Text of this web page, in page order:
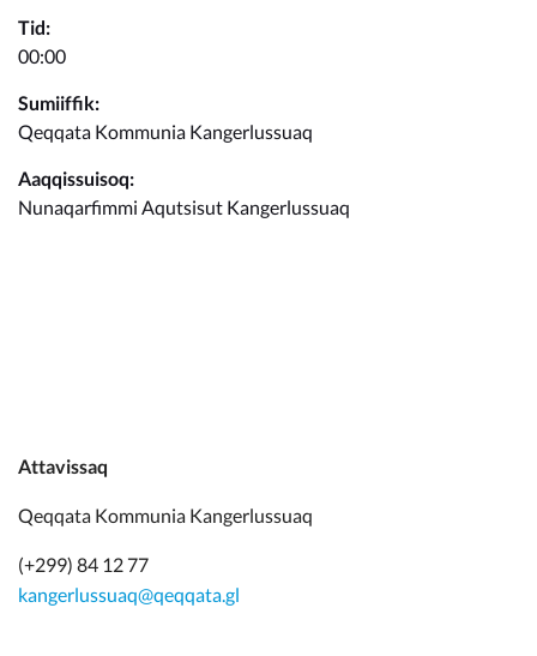
Tid:
00:00
Sumiiffik:
Qeqqata Kommunia Kangerlussuaq
Aaqqissuisoq:
Nunaqarfimmi Aqutsisut Kangerlussuaq
Attavissaq
Qeqqata Kommunia Kangerlussuaq
(+299) 84 12 77
kangerlussuaq@qeqqata.gl